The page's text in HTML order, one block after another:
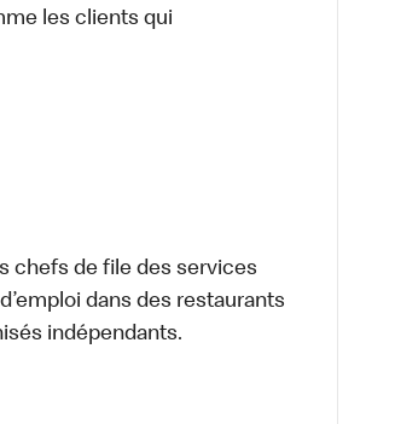
les clients qui
chefs de file des services
dans des restaurants
indépendants.